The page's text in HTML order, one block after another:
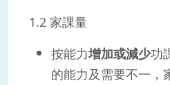
1.2 家課量
按能力增加或減少功
的能力及需要不一，